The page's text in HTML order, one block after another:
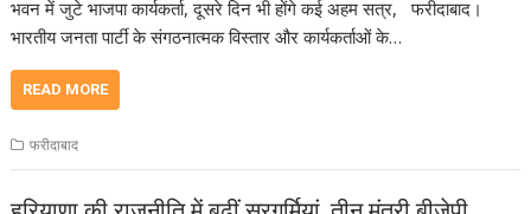
भवन में जुटे भाजपा कार्यकर्ता, दूसरे दिन भी होंगे कई अहम सत्र, फरीदाबाद।
भारतीय जनता पार्टी के संगठनात्मक विस्तार और कार्यकर्ताओं के…
READ MORE
फरीदाबाद